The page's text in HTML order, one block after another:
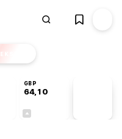
EKSTRA
GBP
64,10